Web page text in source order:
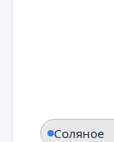
Соляное